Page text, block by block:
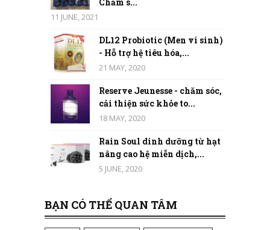
11 JUNE, 2021
DL12 Probiotic (Men vi sinh)
- Hỗ trợ hệ tiêu hóa,...
21 MAY, 2020
Reserve Jeunesse - chăm sóc,
cải thiện sức khỏe to...
18 MAY, 2020
Rain Soul dinh dưỡng từ hạt
nâng cao hệ miễn dịch,...
5 JUNE, 2020
BẠN CÓ THỂ QUAN TÂM